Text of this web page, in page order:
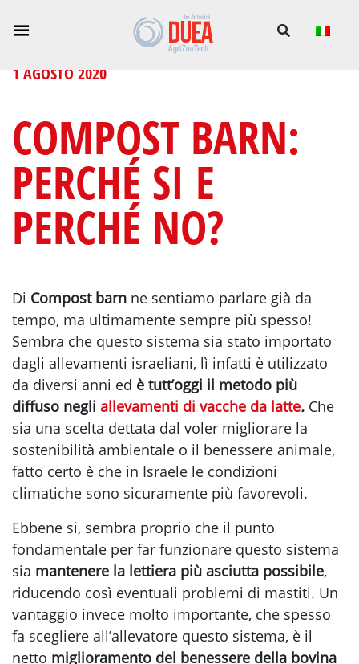
1 AGOSTO 2020
COMPOST BARN:
PERCHÉ SI E
PERCHÉ NO?
Di Compost barn ne sentiamo parlare già da
tempo, ma ultimamente sempre più spesso!
Sembra che questo sistema sia stato importato
dagli allevamenti israeliani, lì infatti è utilizzato
da diversi anni ed è tutt’oggi il metodo più
diffuso negli allevamenti di vacche da latte. Che
sia una scelta dettata dal voler migliorare la
sostenibilità ambientale o il benessere animale,
fatto certo è che in Israele le condizioni
climatiche sono sicuramente più favorevoli.
Ebbene si, sembra proprio che il punto
fondamentale per far funzionare questo sistema
sia mantenere la lettiera più asciutta possibile,
riducendo così eventuali problemi di mastiti. Un
vantaggio invece molto importante, che spesso
fa scegliere all’allevatore questo sistema, è il
netto miglioramento del benessere della bovina